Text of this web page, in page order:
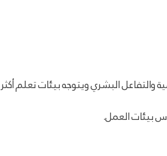
البشري ويتوجه بيئات تعلم أكثر
بيئات العمل.